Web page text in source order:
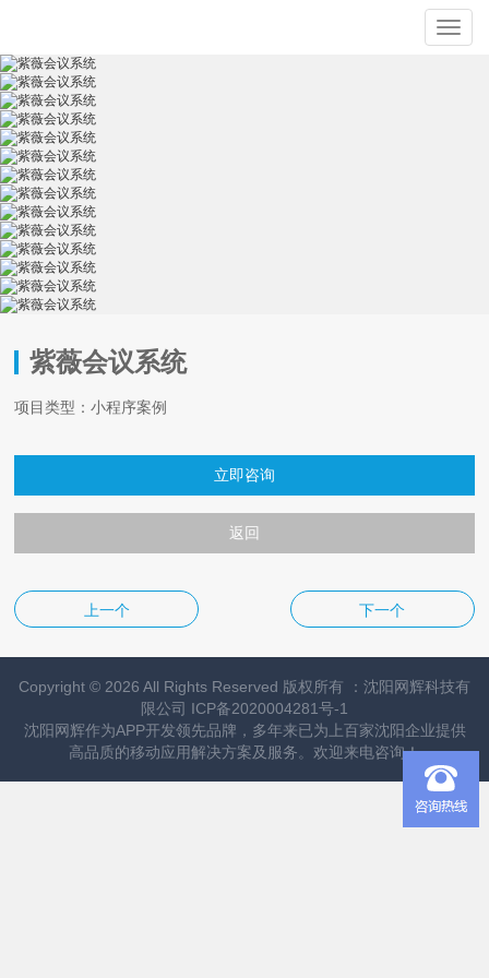
Toggle
紫薇会议系统
项目类型：小程序案例
立即咨询
返回
上一个 下一个
Copyright © 2026 All Rights Reserved 版权所有 ：沈阳网辉科技有
限公司 ICP备2020004281号-1
沈阳网辉作为APP开发领先品牌，多年来已为上百家沈阳企业提供
高品质的移动应用解决方案及服务。欢迎来电咨询！